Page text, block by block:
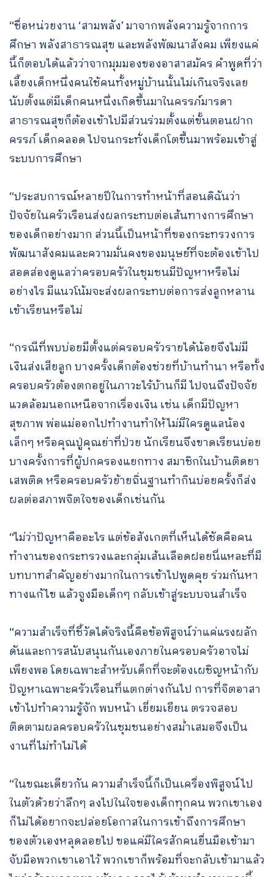
“ชื่อหน่วยงาน ‘สามพลัง’ มาจากพลังความรู้จากการ
ศึกษา พลังสาธารณสุข และพลังพัฒนาสังคม เพียงแค่
นี้ก็ตอบได้แล้วว่าจากมุมมองของอาสาสมัคร คำพูดที่ว่า
เลี้ยงเด็กหนึ่งคนใช้คนทั้งหมู่บ้านนั้นไม่เกินจริงเลย
นับตั้งแต่มีเด็กคนหนึ่งเกิดขึ้นมาในครรภ์มารดา
สาธารณสุขก็ต้องเข้าไปมีส่วนร่วมตั้งแต่ขั้นตอนฝาก
ครรภ์ เด็กคลอด ไปจนกระทั่งเด็กโตขึ้นมาพร้อมเข้าสู่
ระบบการศึกษา
“ประสบการณ์หลายปีในการทำหน้าที่สอนดิฉันว่า
ปัจจัยในครัวเรือนส่งผลกระทบต่อเส้นทางการศึกษา
ของเด็กอย่างมาก ส่วนนี้เป็นหน้าที่ของกระทรวงการ
พัฒนาสังคมและความมั่นคงของมนุษย์ที่จะต้องเข้าไป
สอดส่องดูแลว่าครอบครัวในชุมชนมีปัญหาหรือไม่
อย่างไร มีแนวโน้มจะส่งผลกระทบต่อการส่งลูกหลาน
เข้าเรียนหรือไม่
“กรณีที่พบบ่อยมีตั้งแต่ครอบครัวรายได้น้อยจึงไม่มี
เงินส่งเสียลูก บางครั้งเด็กต้องช่วยที่บ้านทำนา หรือทั้ง
ครอบครัวต้องตกอยู่ในภาวะไร้บ้านก็มี ไปจนถึงปัจจัย
แวดล้อมนอกเหนือจากเรื่องเงิน เช่น เด็กมีปัญหา
สุขภาพ พ่อแม่ออกไปทำงานทำให้ไม่มีใครดูแลน้อง
เล็กๆ หรือคุณปู่คุณย่าที่ป่วย นักเรียนจึงขาดเรียนบ่อย
บางครั้งการที่ผู้ปกครองแยกทาง สมาชิกในบ้านติดยา
เสพติด หรือครอบครัวย้ายถิ่นฐานทำกินบ่อยครั้งก็ส่ง
ผลต่อสภาพจิตใจของเด็กเช่นกัน
“ไม่ว่าปัญหาคืออะไร แต่ข้อสังเกตที่เห็นได้ชัดคือคน
ทำงานของกระทรวงและกลุ่มเส้นเลือดฝอยนี่แหละที่มี
บทบาทสำคัญอย่างมากในการเข้าไปพูดคุย ร่วมกันหา
ทางแก้ไข แล้วจูงมือเด็กๆ กลับเข้าสู่ระบบจนสำเร็จ
“ความสำเร็จที่ชี้วัดได้จริงนี้คือข้อพิสูจน์ว่าแค่แรงผลัก
ดันและการสนับสนุนกันเองภายในครอบครัวอาจไม่
เพียงพอ โดยเฉพาะสำหรับเด็กที่จะต้องเผชิญหน้ากับ
ปัญหาเฉพาะครัวเรือนที่แตกต่างกันไป การที่จิตอาสา
เข้าไปทำความรู้จัก พบหน้า เยี่ยมเยียน ตรวจสอบ
ติดตามผลครอบครัวในชุมชนอย่างสม่ำเสมอจึงเป็น
งานที่ไม่ทำไม่ได้
“ในขณะเดียวกัน ความสำเร็จนี้ก็เป็นเครื่องพิสูจน์ไป
ในตัวด้วยว่าลึกๆ ลงไปในใจของเด็กทุกคน พวกเขาเอง
ก็ไม่ได้อยากจะปล่อยโอกาสในการเข้าถึงการศึกษา
ของตัวเองหลุดลอยไป ขอแค่มีใครสักคนยื่นมือเข้ามา
จับมือพวกเขาเอาไว้ พวกเขาก็พร้อมที่จะกลับเข้ามาแล้ว